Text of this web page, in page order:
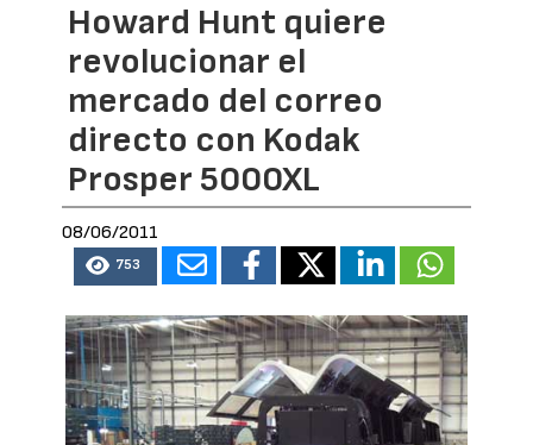
Howard Hunt quiere
revolucionar el
mercado del correo
directo con Kodak
Prosper 5000XL
08/06/2011
753